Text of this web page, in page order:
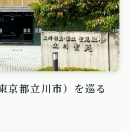
京都立川市）を巡る